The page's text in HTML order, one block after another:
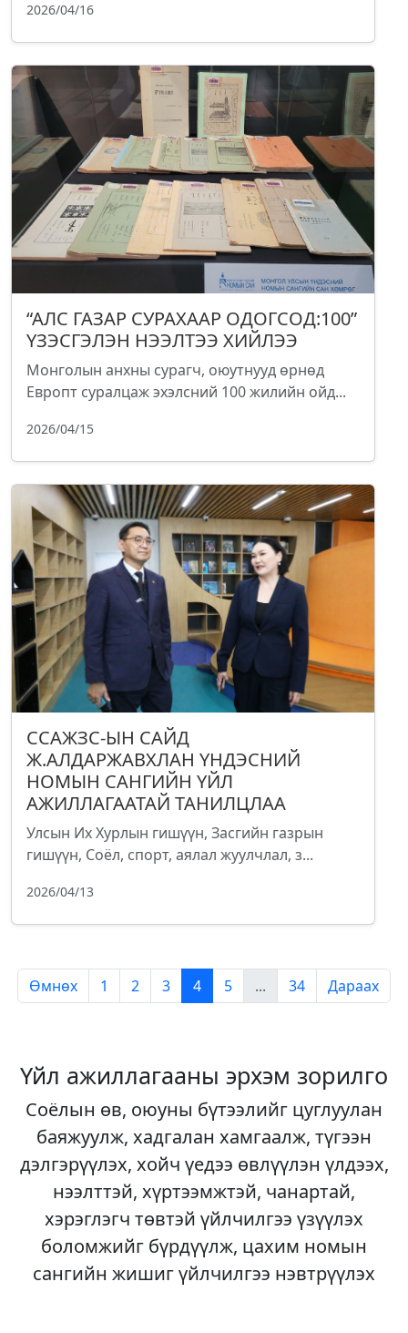
2026/04/16
“АЛС ГАЗАР СУРАХААР ОДОГСОД:100”
ҮЗЭСГЭЛЭН НЭЭЛТЭЭ ХИЙЛЭЭ
Монголын анхны сурагч, оюутнууд өрнөд
Европт суралцаж эхэлсний 100 жилийн ойд...
2026/04/15
ССАЖЗС-ЫН САЙД
Ж.АЛДАРЖАВХЛАН ҮНДЭСНИЙ
НОМЫН САНГИЙН ҮЙЛ
АЖИЛЛАГААТАЙ ТАНИЛЦЛАА
Улсын Их Хурлын гишүүн, Засгийн газрын
гишүүн, Соёл, спорт, аялал жуулчлал, з...
2026/04/13
Өмнөх 1 2 3 4 5 ... 34 Дараах
Үйл ажиллагааны эрхэм зорилго
Соёлын өв, оюуны бүтээлийг цуглуулан
баяжуулж, хадгалан хамгаалж, түгээн
дэлгэрүүлэх, хойч үедээ өвлүүлэн үлдээх,
нээлттэй, хүртээмжтэй, чанартай,
хэрэглэгч төвтэй үйлчилгээ үзүүлэх
боломжийг бүрдүүлж, цахим номын
сангийн жишиг үйлчилгээ нэвтрүүлэх